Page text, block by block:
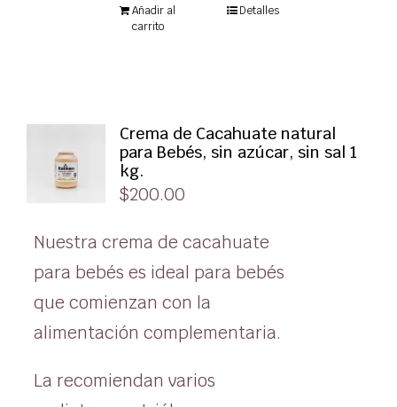
Añadir al
carrito
Detalles
Crema de Cacahuate natural
para Bebés, sin azúcar, sin sal 1
kg.
$200.00
Nuestra crema de cacahuate
para bebés es ideal para bebés
que comienzan con la
alimentación complementaria.
La recomiendan varios